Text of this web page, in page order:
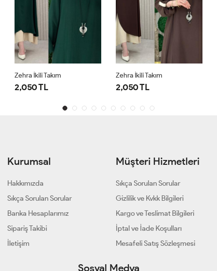
Zehra İkili Takım
2,050 TL
Zehra İkili Takım
2,050 TL
Kurumsal
Hakkımızda
Sıkça Sorulan Sorular
Banka Hesaplarımız
Sipariş Takibi
İletişim
Müşteri Hizmetleri
Sıkça Sorulan Sorular
Gizlilik ve Kvkk Bilgileri
Kargo ve Teslimat Bilgileri
İptal ve İade Koşulları
Mesafeli Satış Sözleşmesi
Sosyal Medya